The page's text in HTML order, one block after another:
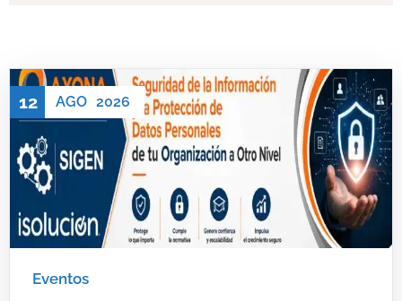
12 AGO 2026
Eventos